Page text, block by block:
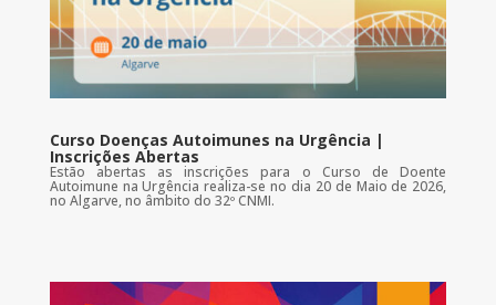
Curso Doenças Autoimunes na Urgência |
Inscrições Abertas
Estão abertas as inscrições para o Curso de Doente
Autoimune na Urgência realiza-se no dia 20 de Maio de 2026,
no Algarve, no âmbito do 32º CNMI.